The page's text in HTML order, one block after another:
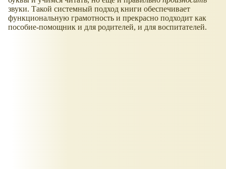
звуки. Такой системный подход книги обеспечивает
функциональную грамотность и прекрасно подходит как
пособие-помощник и для родителей, и для воспитателей.